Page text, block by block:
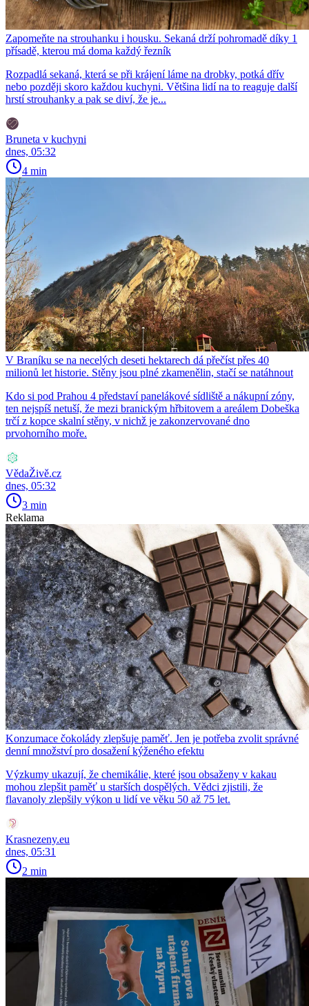
Zapomeňte na strouhanku i housku. Sekaná drží pohromadě díky 1
přísadě, kterou má doma každý řezník
Rozpadlá sekaná, která se při krájení láme na drobky, potká dřív
nebo později skoro každou kuchyni. Většina lidí na to reaguje další
hrstí strouhanky a pak se diví, že je...
Bruneta v kuchyni
dnes, 05:32
4 min
V Braníku se na necelých deseti hektarech dá přečíst přes 40
milionů let historie. Stěny jsou plné zkamenělin, stačí se natáhnout
Kdo si pod Prahou 4 představí panelákové sídliště a nákupní zóny,
ten nejspíš netuší, že mezi branickým hřbitovem a areálem Dobeška
trčí z kopce skalní stěny, v nichž je zakonzervované dno
prvohorního moře.
VědaŽivě.cz
dnes, 05:32
3 min
Reklama
Konzumace čokolády zlepšuje paměť. Jen je potřeba zvolit správné
denní množství pro dosažení kýženého efektu
Výzkumy ukazují, že chemikálie, které jsou obsaženy v kakau
mohou zlepšit paměť u starších dospělých. Vědci zjistili, že
flavanoly zlepšily výkon u lidí ve věku 50 až 75 let.
Krasnezeny.eu
dnes, 05:31
2 min